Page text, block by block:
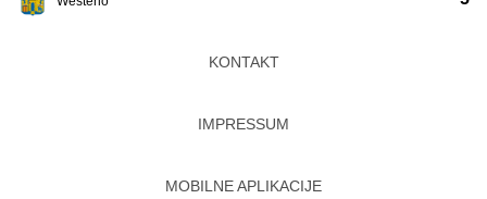
KONTAKT
IMPRESSUM
MOBILNE APLIKACIJE